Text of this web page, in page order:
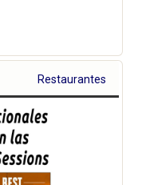
Restaurantes